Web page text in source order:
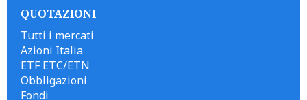
QUOTAZIONI
Tutti i mercati
Azioni Italia
ETF ETC/ETN
Obbligazioni
Fondi